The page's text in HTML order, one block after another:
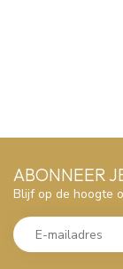
ABONNEER
Blijf op de hoogte